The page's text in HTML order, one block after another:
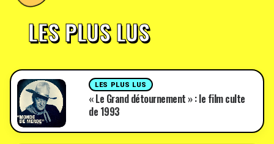
LES PLUS LUS
LES PLUS LUS
« Le Grand détournement » : le film culte
de 1993